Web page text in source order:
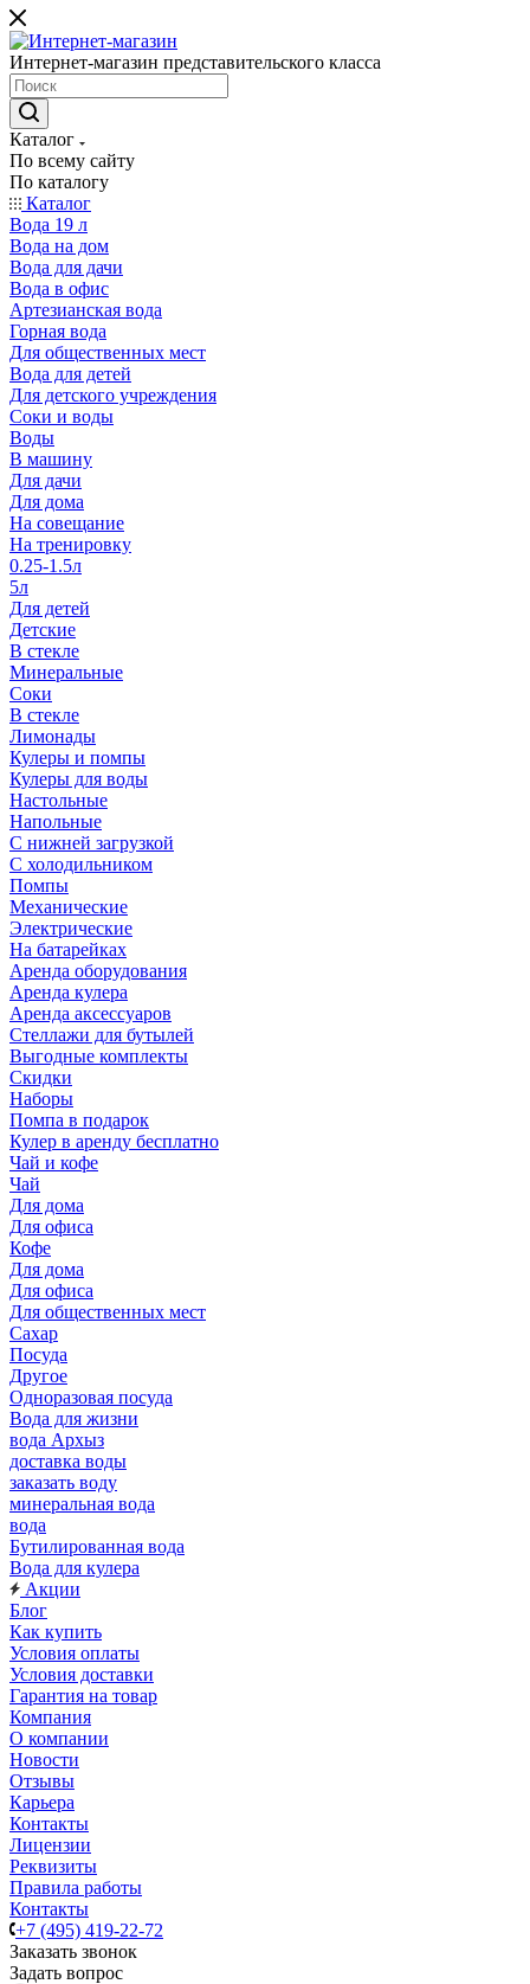
Интернет-магазин представительского класса
Каталог
По всему сайту
По каталогу
Каталог
Вода 19 л
Вода на дом
Вода для дачи
Вода в офис
Артезианская вода
Горная вода
Для общественных мест
Вода для детей
Для детского учреждения
Соки и воды
Воды
В машину
Для дачи
Для дома
На совещание
На тренировку
0.25-1.5л
5л
Для детей
Детские
В стекле
Минеральные
Соки
В стекле
Лимонады
Кулеры и помпы
Кулеры для воды
Настольные
Напольные
С нижней загрузкой
С холодильником
Помпы
Механические
Электрические
На батарейках
Аренда оборудования
Аренда кулера
Аренда аксессуаров
Стеллажи для бутылей
Выгодные комплекты
Скидки
Наборы
Помпа в подарок
Кулер в аренду бесплатно
Чай и кофе
Чай
Для дома
Для офиса
Кофе
Для дома
Для офиса
Для общественных мест
Сахар
Посуда
Другое
Одноразовая посуда
Вода для жизни
вода Архыз
доставка воды
заказать воду
минеральная вода
вода
Бутилированная вода
Вода для кулера
Акции
Блог
Как купить
Условия оплаты
Условия доставки
Гарантия на товар
Компания
О компании
Новости
Отзывы
Карьера
Контакты
Лицензии
Реквизиты
Правила работы
Контакты
+7 (495) 419-22-72
Заказать звонок
Задать вопрос